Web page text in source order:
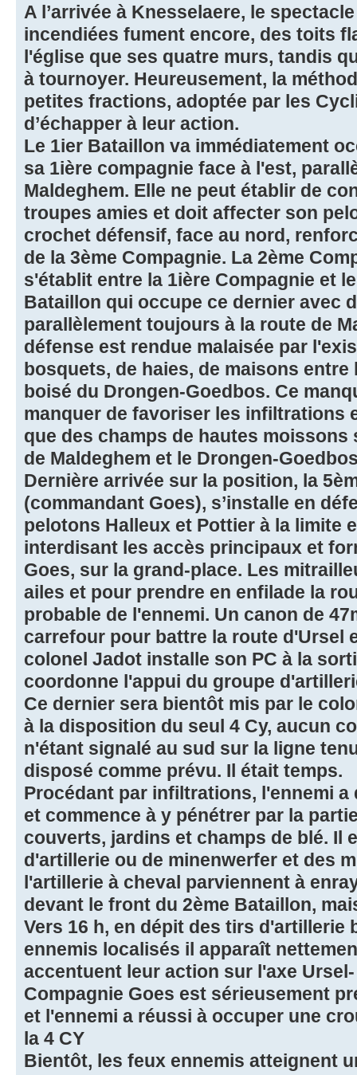
A l’arrivée à Knesselaere, le
incendiées fument encore, des toits
l'église que ses quatre murs, tandis
à tournoyer. Heureusement, la
petites fractions, adoptée par les
d’échapper à leur action.
Le 1ier Bataillon va immédiatement
sa 1ière compagnie face à l'est,
Maldeghem. Elle ne peut établir de
troupes amies et doit affecter son
crochet défensif, face au nord,
de la 3ème Compagnie. La 2ème
s'établit entre la 1ière Compagnie et
Bataillon qui occupe ce dernier avec
parallèlement toujours à la route de
défense est rendue malaisée par
bosquets, de haies, de maisons
boisé du Drongen-Goedbos. Ce
manquer de favoriser les infiltrations
que des champs de hautes
de Maldeghem et le Drongen-
Dernière arrivée sur la position, la
(commandant Goes), s’installe en
pelotons Halleux et Pottier à la limite
interdisant les accès principaux et
Goes, sur la grand-place. Les
ailes et pour prendre en enfilade la
probable de l'ennemi. Un canon de
carrefour pour battre la route d'Ursel
colonel Jadot installe son PC à la
coordonne l'appui du groupe
Ce dernier sera bientôt mis par le
à la disposition du seul 4 Cy, aucun
n'étant signalé au sud sur la ligne
disposé comme prévu. Il était temps.
Procédant par infiltrations, l'ennemi a
et commence à y pénétrer par la
couverts, jardins et champs de blé. Il
d'artillerie ou de minenwerfer et des
l'artillerie à cheval parviennent à
devant le front du 2ème Bataillon,
Vers 16 h, en dépit des tirs d'artillerie
ennemis localisés il apparaît
accentuent leur action sur l'axe
Compagnie Goes est sérieusement
et l'ennemi a réussi à occuper une
la 4 CY
Bientôt, les feux ennemis atteignent